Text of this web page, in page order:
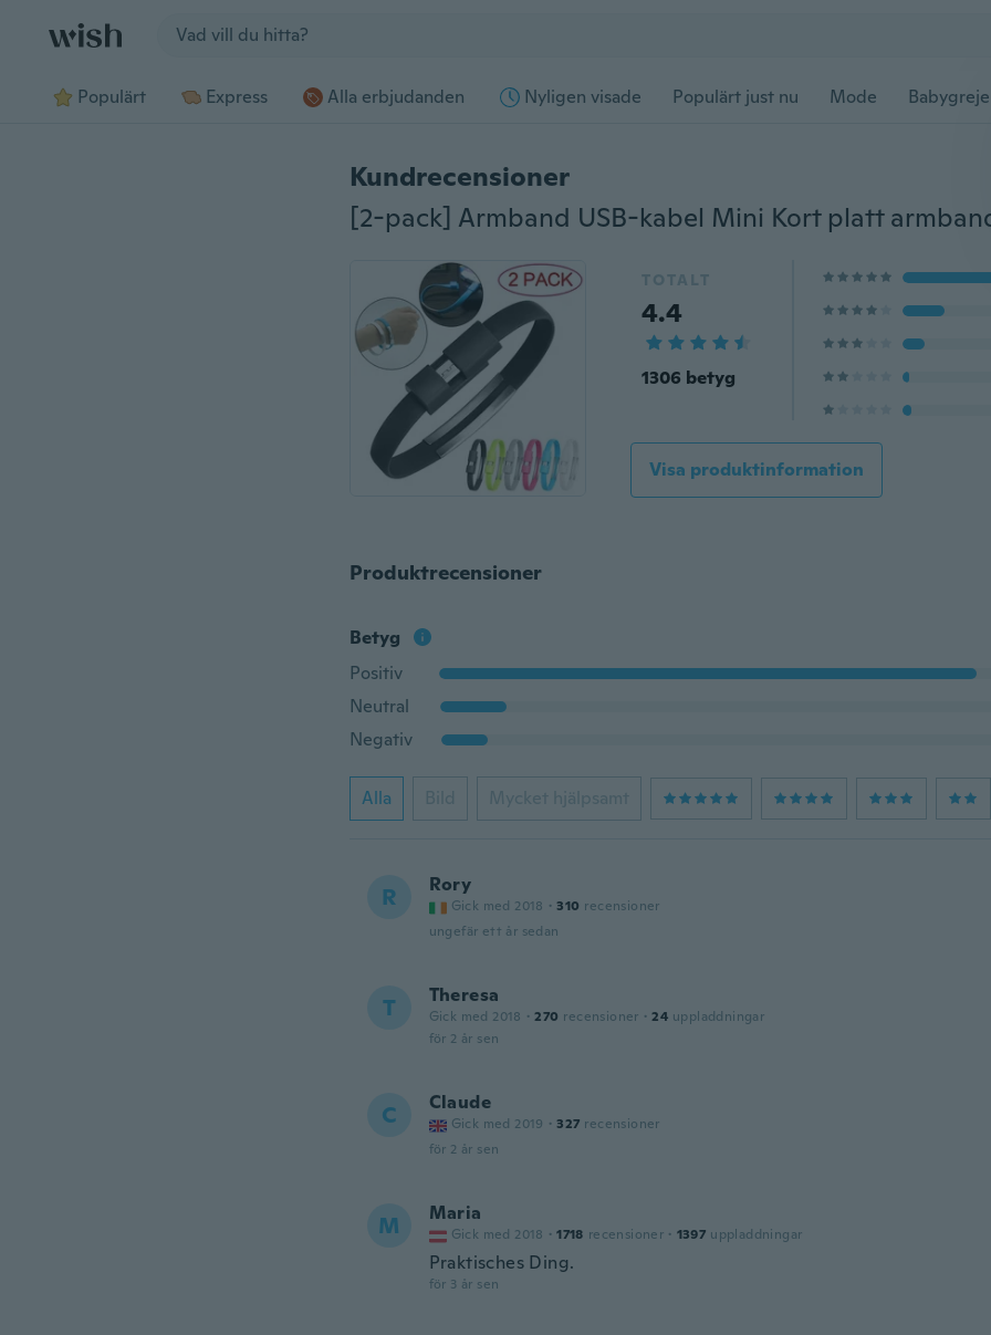
Populärt Express Alla erbjudanden Nyligen visade Populärt just nu Mode
Kundrecensioner
TOTALT
4.4
1306 betyg
Visa produktinformation
Produktrecensioner
Betyg
Positiv
Neutral
Negativ
Alla Bild Mycket hjälpsamt
R Rory
Gick med 2018 · 310 recensioner
ungefär ett år sedan
T Theresa
Gick med 2018 · 270 recensioner · 24 uppladdningar
för 2 år sen
C Claude
Gick med 2019 · 327 recensioner
för 2 år sen
M Maria
Gick med 2018 · 1718 recensioner · 1397 uppladdningar
Praktisches Ding.
för 3 år sen